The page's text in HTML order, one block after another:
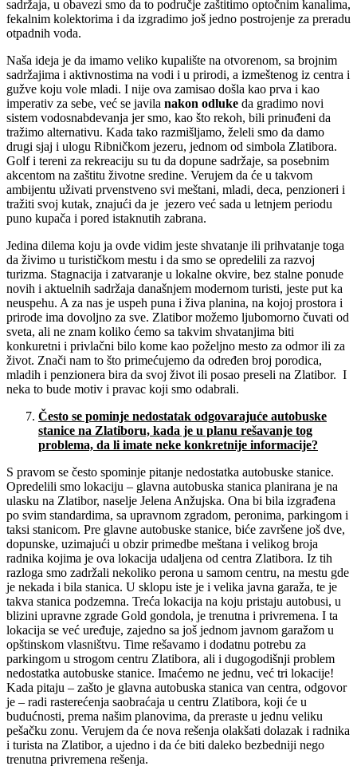
sadržaja, u obavezi smo da to područje zaštitimo optočnim kanalima,
fekalnim kolektorima i da izgradimo još jedno postrojenje za preradu
otpadnih voda.
Naša ideja je da imamo veliko kupalište na otvorenom, sa brojnim
sadržajima i aktivnostima na vodi i u prirodi, a izmeštenog iz centra i
gužve koju vole mladi. I nije ova zamisao došla kao prva i kao
imperativ za sebe, već se javila nakon odluke da gradimo novi
sistem vodosnabdevanja jer smo, kao što rekoh, bili prinuđeni da
tražimo alternativu. Kada tako razmišljamo, želeli smo da damo
drugi sjaj i ulogu Ribničkom jezeru, jednom od simbola Zlatibora.
Golf i tereni za rekreaciju su tu da dopune sadržaje, sa posebnim
akcentom na zaštitu životne sredine. Verujem da će u takvom
ambijentu uživati prvenstveno svi meštani, mladi, deca, penzioneri i
tražiti svoj kutak, znajući da je jezero već sada u letnjem periodu
puno kupača i pored istaknutih zabrana.
Jedina dilema koju ja ovde vidim jeste shvatanje ili prihvatanje toga
da živimo u turističkom mestu i da smo se opredelili za razvoj
turizma. Stagnacija i zatvaranje u lokalne okvire, bez stalne ponude
novih i aktuelnih sadržaja današnjem modernom turisti, jeste put ka
neuspehu. A za nas je uspeh puna i živa planina, na kojoj prostora i
prirode ima dovoljno za sve. Zlatibor možemo ljubomorno čuvati od
sveta, ali ne znam koliko ćemo sa takvim shvatanjima biti
konkuretni i privlačni bilo kome kao poželjno mesto za odmor ili za
život. Znači nam to što primećujemo da određen broj porodica,
mladih i penzionera bira da svoj život ili posao preseli na Zlatibor. I
neka to bude motiv i pravac koji smo odabrali.
Često se pominje nedostatak odgovarajuće autobuske
stanice na Zlatiboru, kada je u planu rešavanje tog
problema, da li imate neke konkretnije informacije?
S pravom se često spominje pitanje nedostatka autobuske stanice.
Opredelili smo lokaciju – glavna autobuska stanica planirana je na
ulasku na Zlatibor, naselje Jelena Anžujska. Ona bi bila izgrađena
po svim standardima, sa upravnom zgradom, peronima, parkingom i
taksi stanicom. Pre glavne autobuske stanice, biće završene još dve,
dopunske, uzimajući u obzir primedbe meštana i velikog broja
radnika kojima je ova lokacija udaljena od centra Zlatibora. Iz tih
razloga smo zadržali nekoliko perona u samom centru, na mestu gde
je nekada i bila stanica. U sklopu iste je i velika javna garaža, te je
takva stanica podzemna. Treća lokacija na koju pristaju autobusi, u
blizini upravne zgrade Gold gondola, je trenutna i privremena. I ta
lokacija se već uređuje, zajedno sa još jednom javnom garažom u
opštinskom vlasništvu. Time rešavamo i dodatnu potrebu za
parkingom u strogom centru Zlatibora, ali i dugogodišnji problem
nedostatka autobuske stanice. Imaćemo ne jednu, već tri lokacije!
Kada pitaju – zašto je glavna autobuska stanica van centra, odgovor
je – radi rasterećenja saobraćaja u centru Zlatibora, koji će u
budućnosti, prema našim planovima, da preraste u jednu veliku
pešačku zonu. Verujem da će nova rešenja olakšati dolazak i radnika
i turista na Zlatibor, a ujedno i da će biti daleko bezbedniji nego
trenutna privremena rešenja.